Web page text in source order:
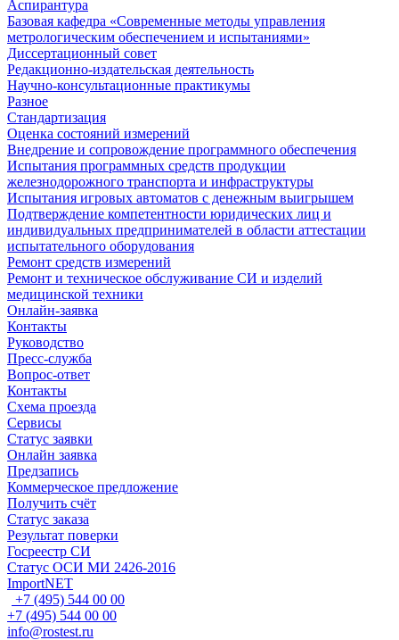
Аспирантура
Базовая кафедра «Современные методы управления
метрологическим обеспечением и испытаниями»
Диссертационный совет
Редакционно-издательская деятельность
Научно-консультационные практикумы
Разное
Стандартизация
Оценка состояний измерений
Внедрение и сопровождение программного обеспечения
Испытания программных средств продукции
железнодорожного транспорта и инфраструктуры
Испытания игровых автоматов с денежным выигрышем
Подтверждение компетентности юридических лиц и
индивидуальных предпринимателей в области аттестации
испытательного оборудования
Ремонт средств измерений
Ремонт и техническое обслуживание СИ и изделий
медицинской техники
Онлайн-заявка
Контакты
Руководство
Пресс-служба
Вопрос-ответ
Контакты
Схема проезда
Сервисы
Статус заявки
Онлайн заявка
Предзапись
Коммерческое предложение
Получить счёт
Статус заказа
Результат поверки
Госреестр СИ
Статус ОСИ МИ 2426-2016
ImportNET
+7 (495) 544 00 00
+7 (495) 544 00 00
info@rostest.ru